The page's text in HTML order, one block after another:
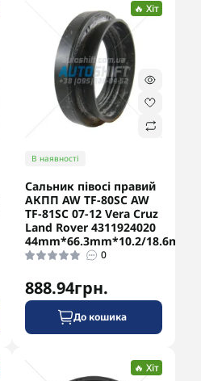
🔥 Хіт
В наявності
Сальник півосі правий
АКПП AW TF-80SC AW
TF-81SC 07-12 Vera Cruz
Land Rover 4311924020
44mm*66.3mm*10.2/18.6mm
0
888.94грн.
До кошика
🔥 Хіт